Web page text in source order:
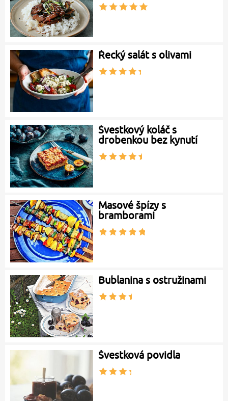
Řecký salát s olivami
Švestkový koláč s
drobenkou bez kynutí
Masové špízy s
bramborami
Bublanina s ostružinami
Švestková povidla